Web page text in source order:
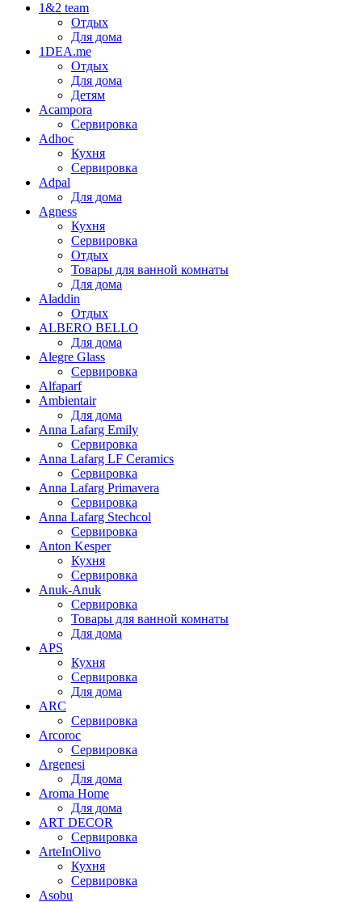
1&2 team
Отдых
Для дома
1DEA.me
Отдых
Для дома
Детям
Acampora
Сервировка
Adhoc
Кухня
Сервировка
Adpal
Для дома
Agness
Кухня
Сервировка
Отдых
Товары для ванной комнаты
Для дома
Aladdin
Отдых
ALBERO BELLO
Для дома
Alegre Glass
Сервировка
Alfaparf
Ambientair
Для дома
Anna Lafarg Emily
Сервировка
Anna Lafarg LF Ceramics
Сервировка
Anna Lafarg Primavera
Сервировка
Anna Lafarg Stechcol
Сервировка
Anton Kesper
Кухня
Сервировка
Anuk-Anuk
Сервировка
Товары для ванной комнаты
Для дома
APS
Кухня
Сервировка
Для дома
ARC
Сервировка
Arcoroc
Сервировка
Argenesi
Для дома
Aroma Home
Для дома
ART DECOR
Сервировка
ArteInOlivo
Кухня
Сервировка
Asobu